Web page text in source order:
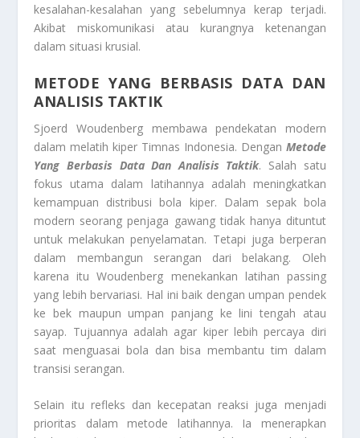
kesalahan-kesalahan yang sebelumnya kerap terjadi.
Akibat miskomunikasi atau kurangnya ketenangan
dalam situasi krusial.
METODE YANG BERBASIS DATA DAN
ANALISIS TAKTIK
Sjoerd Woudenberg membawa pendekatan modern
dalam melatih kiper Timnas Indonesia. Dengan Metode
Yang Berbasis Data Dan Analisis Taktik. Salah satu
fokus utama dalam latihannya adalah meningkatkan
kemampuan distribusi bola kiper. Dalam sepak bola
modern seorang penjaga gawang tidak hanya dituntut
untuk melakukan penyelamatan. Tetapi juga berperan
dalam membangun serangan dari belakang. Oleh
karena itu Woudenberg menekankan latihan passing
yang lebih bervariasi. Hal ini baik dengan umpan pendek
ke bek maupun umpan panjang ke lini tengah atau
sayap. Tujuannya adalah agar kiper lebih percaya diri
saat menguasai bola dan bisa membantu tim dalam
transisi serangan.
Selain itu refleks dan kecepatan reaksi juga menjadi
prioritas dalam metode latihannya. Ia menerapkan